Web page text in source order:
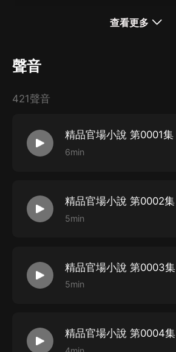
查看更多
聲音
421聲音
精品官場小說 第0001集
6min
精品官場小說 第0002集
5min
精品官場小說 第0003集
5min
精品官場小說 第0004集